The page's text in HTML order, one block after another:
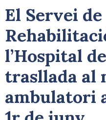
El Servei de
l’Hospital
trasllada al
ambulatori